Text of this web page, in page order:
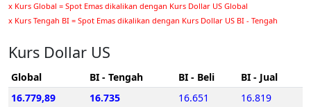
x Kurs Global = Spot Emas dikalikan dengan Kurs Dollar US Global
x Kurs Tengah BI = Spot Emas dikalikan dengan Kurs Dollar US BI - Tengah
Kurs Dollar US
Global BI - Tengah BI - Beli
BI - Jual
16.779,89
16.735 16.651 16.819